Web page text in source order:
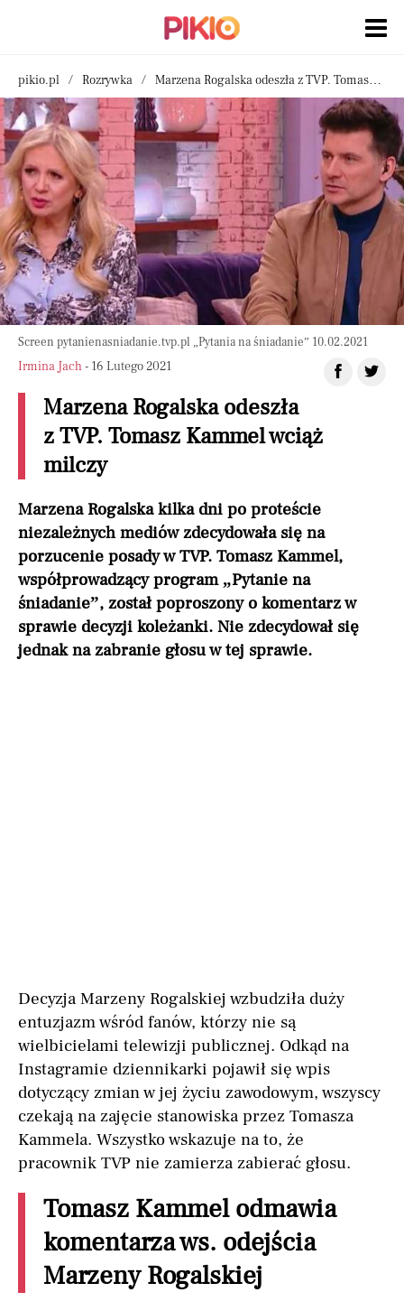
pikio.pl Rozrywka Marzena Rogalska odeszła z TVP. Tomasz Kammel wciąż milczy
Screen pytanienasniadanie.tvp.pl „Pytania na śniadanie” 10.02.2021
Irmina Jach- 16 Lutego 2021
Marzena Rogalska odeszła
z TVP. Tomasz Kammel wciąż
milczy
Marzena Rogalska kilka dni po proteście
niezależnych mediów zdecydowała się na
porzucenie posady w TVP. Tomasz Kammel,
współprowadzący program „Pytanie na
śniadanie”, został poproszony o komentarz w
sprawie decyzji koleżanki. Nie zdecydował się
jednak na zabranie głosu w tej sprawie.
Decyzja Marzeny Rogalskiej wzbudziła duży
entuzjazm wśród fanów, którzy nie są
wielbicielami telewizji publicznej. Odkąd na
Instagramie dziennikarki pojawił się wpis
dotyczący zmian w jej życiu zawodowym, wszyscy
czekają na zajęcie stanowiska przez Tomasza
Kammela. Wszystko wskazuje na to, że
pracownik TVP nie zamierza zabierać głosu.
Tomasz Kammel odmawia
komentarza ws. odejścia
Marzeny Rogalskiej